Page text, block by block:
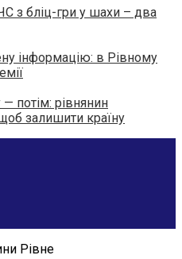
з бліц-гри у шахи – два
інформацію: в Рівному
— потім: рівнянин
залишити країну
Рівне